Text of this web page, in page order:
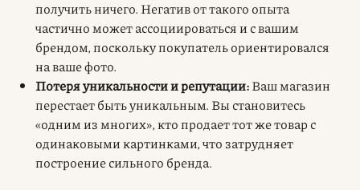
получить ничего. Негатив от такого опыта
частично может ассоциироваться и с вашим
брендом, поскольку покупатель ориентировался
на ваше фото.
Потеря уникальности и репутации:Ваш магазин
перестает быть уникальным. Вы становитесь
«одним из многих», кто продает тот же товар с
одинаковыми картинками, что затрудняет
построение сильного бренда.